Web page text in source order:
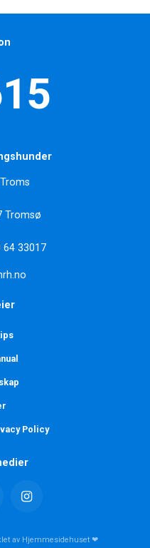
Tromsø
64 33017
Policy
av Hjemmesidehuset ❤